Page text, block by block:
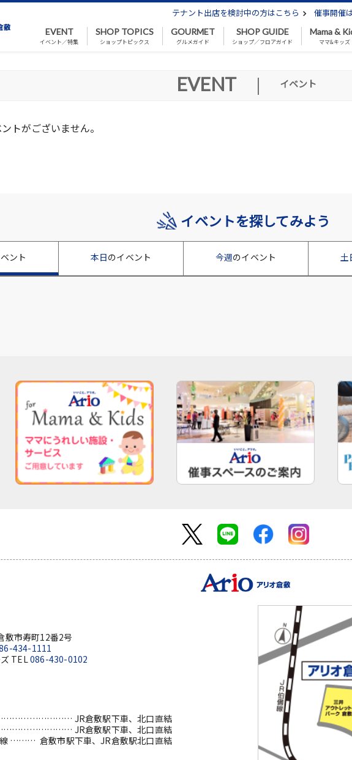
テナント出店を検討中の方はこちら 催事開催
EVENT
イベント／特集
SHOP TOPICS
ショップトピックス
GOURMET
グルメガイド
SHOP GUIDE
ショップ／フロアガイド
Mama &
ママ&キッズ
EVENT | イベント
トがございません。
イベントを探してみよう
ント 本日のイベント 今週のイベント 土
敷市寿町12番2号
434-1111
ズ TEL086-430-0102
JR倉敷駅下車、北口直結
JR倉敷駅下車、北口直結
線 ……… 倉敷市駅下車、JR倉敷駅北口直結